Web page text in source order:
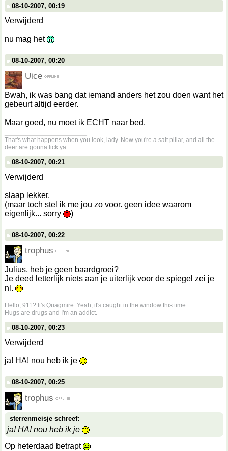
08-10-2007, 00:19
Verwijderd
nu mag het
08-10-2007, 00:20
Uice
Bwah, ik was bang dat iemand anders het zou doen want het
gebeurt altijd eerder.
Maar goed, nu moet ik ECHT naar bed.
That's what happens when you look, lady. Now you're a salt pillar, and all the
deer are gonna lick ya.
08-10-2007, 00:21
Verwijderd
slaap lekker.
(maar toch stel ik me jou zo voor. geen idee waarom
eigenlijk... sorry
)
08-10-2007, 00:22
trophus
Julius, heb je geen baardgroei?
Je deed letterlijk niets aan je uiterlijk voor de spiegel zei je
nl.
Hello, 911? It's Quagmire. Yeah, it's caught in the window this time.
Hugs are drugs and I'm an addict.
08-10-2007, 00:23
Verwijderd
ja! HA! nou heb ik je
08-10-2007, 00:25
trophus
sterrenmeisje schreef:
ja! HA! nou heb ik je
Op heterdaad betrapt